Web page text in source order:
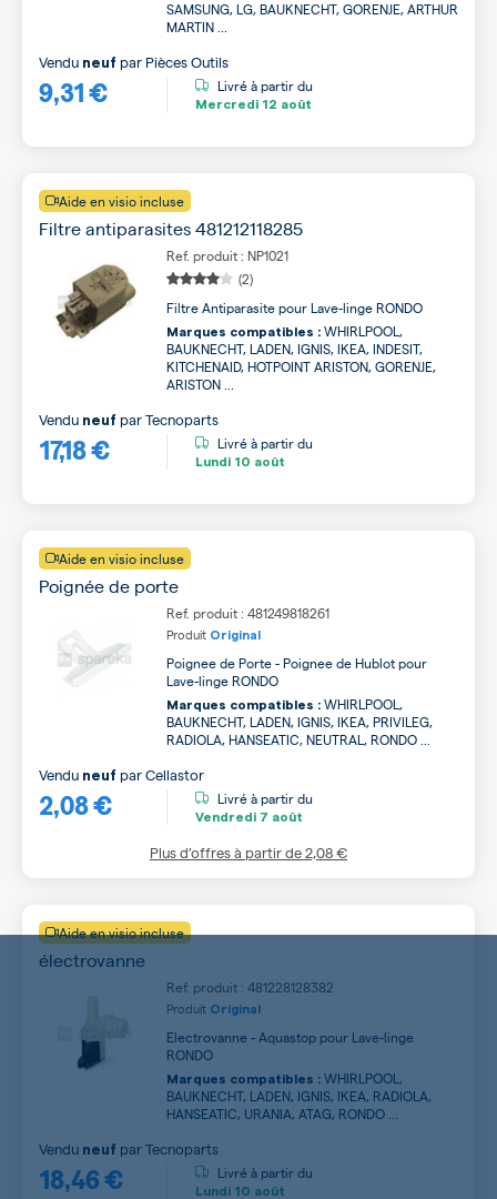
SAMSUNG, LG, BAUKNECHT, GORENJE, ARTHUR
MARTIN ...
9,31 €
Vendu neuf par Pièces Outils
Livré à partir du
Mercredi 12 août
Aide en visio incluse
Filtre antiparasites 481212118285
Ref. produit : NP1021
(2)
Filtre Antiparasite pour Lave-linge RONDO
Marques compatibles : WHIRLPOOL,
BAUKNECHT, LADEN, IGNIS, IKEA, INDESIT,
KITCHENAID, HOTPOINT ARISTON, GORENJE,
ARISTON ...
17,18 €
Vendu neuf parTecnoparts
Livré à partir du
Lundi 10 août
Aide en visio incluse
Poignée de porte
Ref. produit : 481249818261
Produit Original
Poignee de Porte - Poignee de Hublot pour
Lave-linge RONDO
Marques compatibles : WHIRLPOOL,
BAUKNECHT, LADEN, IGNIS, IKEA, PRIVILEG,
RADIOLA, HANSEATIC, NEUTRAL, RONDO ...
2,08 €
Vendu neuf parCellastor
Livré à partir du
Vendredi 7 août
Plus d’offres à partir de2,08 €
Aide en visio incluse
électrovanne
Ref. produit : 481228128382
Produit Original
Electrovanne - Aquastop pour Lave-linge
RONDO
Marques compatibles : WHIRLPOOL,
BAUKNECHT, LADEN, IGNIS, IKEA, RADIOLA,
HANSEATIC, URANIA, ATAG, RONDO ...
18,46 €
Vendu neuf parTecnoparts
Livré à partir du
Lundi 10 août